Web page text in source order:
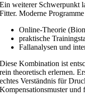
Ein weiterer Schwerpunkt
Fitter. Moderne
Online-Theorie
praktische
Fallanalysen und
Diese Kombination ist
rein theoretisch erlernen.
echtes Verständnis für
Kompensationsmuster und